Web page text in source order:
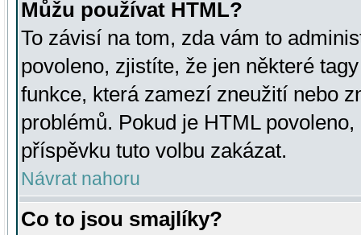
Můžu používat HTML?
To závisí na tom, zda vám to
povoleno, zjistíte, že jen některé
funkce, která zamezí zneužití nebo
problémů. Pokud je HTML
příspěvku tuto volbu zakázat.
Návrat nahoru
Co to jsou smajlíky?